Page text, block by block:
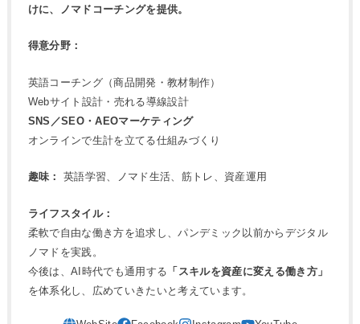
けに、ノマドコーチングを提供。
得意分野：
英語コーチング（商品開発・教材制作）
Webサイト設計・売れる導線設計
SNS／SEO・AEOマーケティング
オンラインで生計を立てる仕組みづくり
趣味： 英語学習、ノマド生活、筋トレ、資産運用
ライフスタイル：
柔軟で自由な働き方を追求し、パンデミック以前からデジタル
ノマドを実践。
今後は、AI時代でも通用する 「スキルを資産に変える働き方」
を体系化し、広めていきたいと考えています。